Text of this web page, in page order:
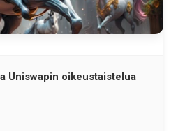
Uniswapin oikeustaistelua